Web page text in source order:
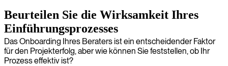
Beurteilen Sie die Wirksamkeit Ihres
Einführungsprozesses
Das Onboarding Ihres Beraters ist ein entscheidender Faktor
für den Projekterfolg, aber wie können Sie feststellen, ob Ihr
Prozess effektiv ist?